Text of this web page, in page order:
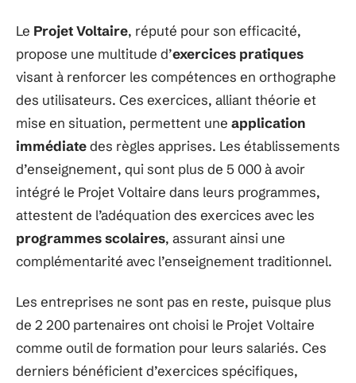
Le Projet Voltaire, réputé pour son efficacité,
propose une multitude d’exercices pratiques
visant à renforcer les compétences en orthographe
des utilisateurs. Ces exercices, alliant théorie et
mise en situation, permettent une application
immédiatedes règles apprises. Les établissements
d’enseignement, qui sont plus de 5 000 à avoir
intégré le Projet Voltaire dans leurs programmes,
attestent de l’adéquation des exercices avec les
programmes scolaires, assurant ainsi une
complémentarité avec l’enseignement traditionnel.
Les entreprises ne sont pas en reste, puisque plus
de 2 200 partenaires ont choisi le Projet Voltaire
comme outil de formation pour leurs salariés. Ces
derniers bénéficient d’exercices spécifiques,